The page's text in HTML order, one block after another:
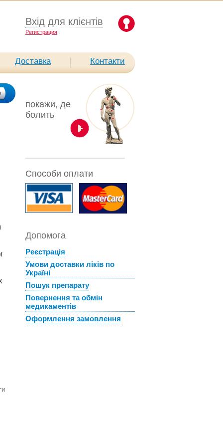
Вхід для клієнтів
Pегистрация
Доставка Контакти
покажи, де
болить
Способи оплати
Допомога
Реєстрація
Умови доставки ліків по
Україні
Пошук препарату
Повернення та обмін
медикаментів
Оформлення замовлення